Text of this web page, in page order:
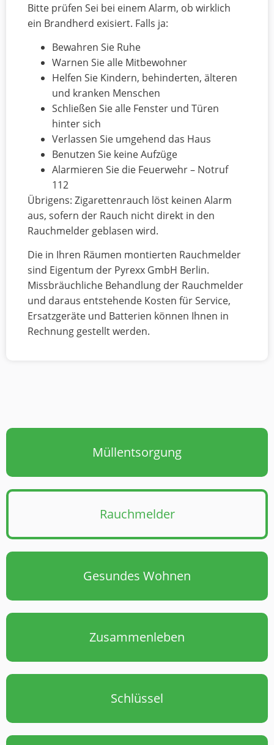
Bitte prüfen Sei bei einem Alarm, ob wirklich
ein Brandherd exisiert. Falls ja:
Bewahren Sie Ruhe
Warnen Sie alle Mitbewohner
Helfen Sie Kindern, behinderten, älteren
und kranken Menschen
Schließen Sie alle Fenster und Türen
hinter sich
Verlassen Sie umgehend das Haus
Benutzen Sie keine Aufzüge
Alarmieren Sie die Feuerwehr – Notruf
112
Übrigens: Zigarettenrauch löst keinen Alarm
aus, sofern der Rauch nicht direkt in den
Rauchmelder geblasen wird.
Die in Ihren Räumen montierten Rauchmelder
sind Eigentum der Pyrexx GmbH Berlin.
Missbräuchliche Behandlung der Rauchmelder
und daraus entstehende Kosten für Service,
Ersatzgeräte und Batterien können Ihnen in
Rechnung gestellt werden.
Müllentsorgung
Rauchmelder
Gesundes Wohnen
Zusammenleben
Schlüssel